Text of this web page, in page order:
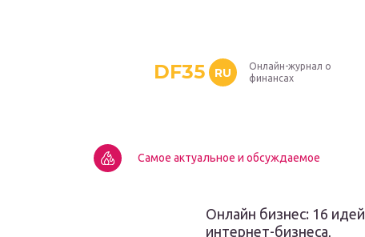
DF35 RU
Онлайн-журнал о
финансах
Самое актуальное и обсуждаемое
Онлайн бизнес: 16 идей
интернет-бизнеса,